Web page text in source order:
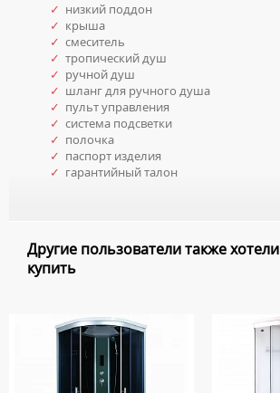
✓ низкий поддон
✓ крыша
✓ смеситель
✓ тропический душ
✓ ручной душ
✓ шланг для ручного душа
✓ пульт управления
✓ система подсветки
✓ полочка
✓ паспорт изделия
✓ гарантийный талон
Другие пользователи также хотели
купить